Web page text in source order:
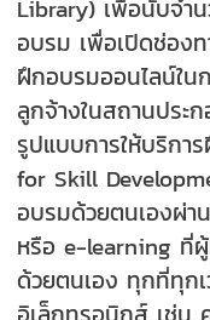
Library) เพื่อนับจำ
อบรม เพื่อเปิดช่อง
ฝึกอบรมออนไลน์ใ
ลูกจ้างในสถานประ
รูปแบบการให้บริกา
for Skill
อบรมด้วยตนเองผ่
หรือ e-learning ที่ผู้
ด้วยตนเอง ทุกที่ทุก